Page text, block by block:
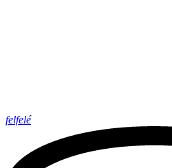
felfelé